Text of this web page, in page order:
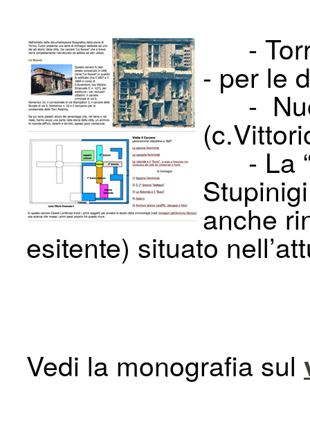
-
- per le
-
- La
anche
esitente) situato
Vedi la monografia sul